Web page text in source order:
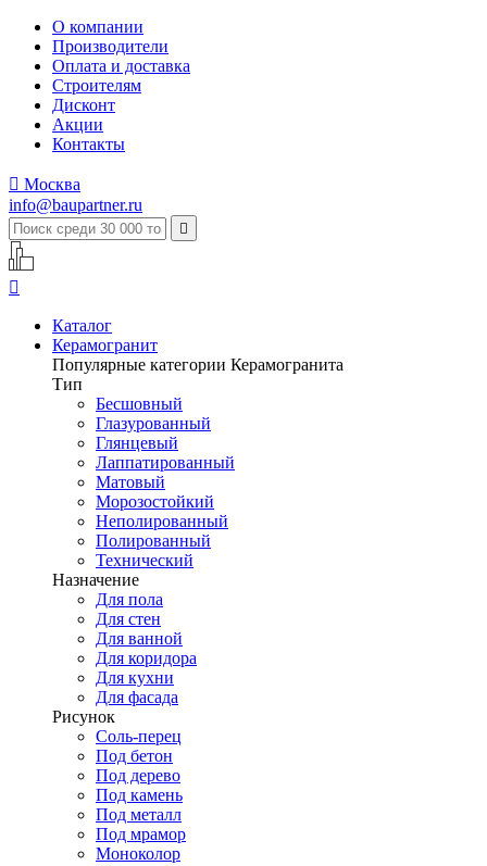
О компании
Производители
Оплата и доставка
Строителям
Дисконт
Акции
Контакты
 Москва
info@baupartner.ru


Каталог
Керамогранит
Популярные категории Керамогранита
Тип
Бесшовный
Глазурованный
Глянцевый
Лаппатированный
Матовый
Морозостойкий
Неполированный
Полированный
Технический
Назначение
Для пола
Для стен
Для ванной
Для коридора
Для кухни
Для фасада
Рисунок
Соль-перец
Под бетон
Под дерево
Под камень
Под металл
Под мрамор
Моноколор